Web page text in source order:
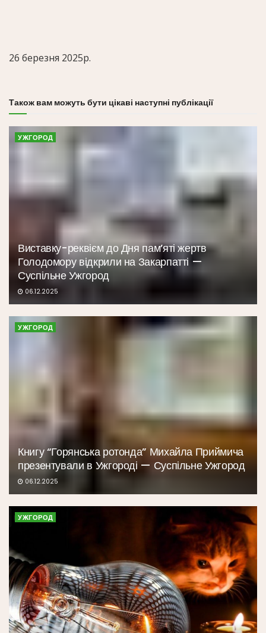
26 березня 2025р.
Також вам можуть бути цікаві наступні публікації
УЖГОРОД
Виставку-реквієм до Дня пам’яті жертв
Голодомору відкрили на Закарпатті —
Суспільне Ужгород
06.12.2025
УЖГОРОД
Книгу “Горянська ротонда” Михайла Приймича
презентували в Ужгороді — Суспільне Ужгород
06.12.2025
УЖГОРОД